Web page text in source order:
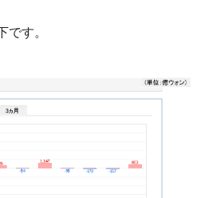
取引量「1日当たり1,214.4億ド
てきた李在明。李在明を支持しな
領府ボンクラ政策室長が告発され
き株価操作であり、空前の国政壟
です。